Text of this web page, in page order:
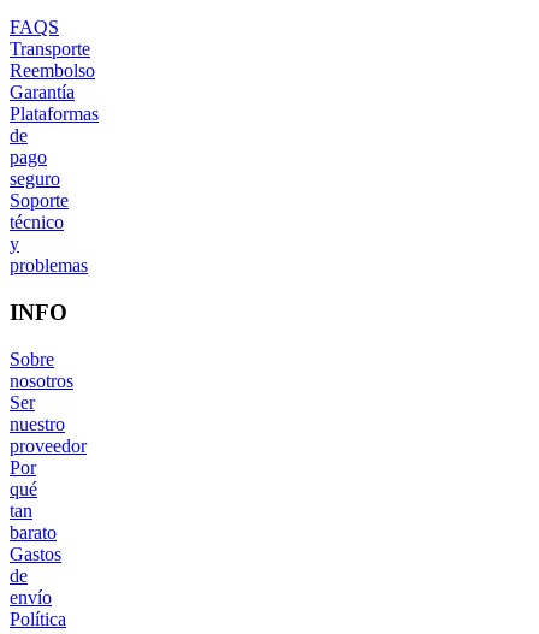
FAQS
Transporte
Reembolso
Garantía
Plataformas
de
pago
seguro
Soporte
técnico
y
problemas
INFO
Sobre
nosotros
Ser
nuestro
proveedor
Por
qué
tan
barato
Gastos
de
envío
Política